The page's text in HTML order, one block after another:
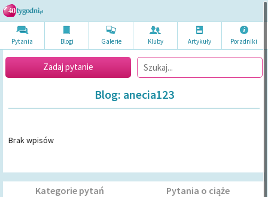
Pytania Blogi Galerie Kluby Artykuły Poradniki
Zadaj pytanie
Blog: anecia123
Brak wpisów
Kategorie pytań Pytania o ciąże